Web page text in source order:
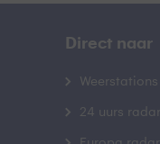
Direct naar
Weerstations
24 uurs radar